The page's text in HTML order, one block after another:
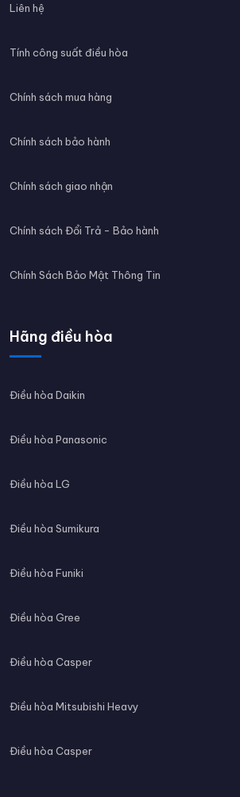
Liên hệ
Tính công suất điều hòa
Chính sách mua hàng
Chính sách bảo hành
Chính sách giao nhận
Chính sách Đổi Trả - Bảo hành
Chính Sách Bảo Mật Thông Tin
Hãng điều hòa
Điều hòa Daikin
Điều hòa Panasonic
Điều hòa LG
Điều hòa Sumikura
Điều hòa Funiki
Điều hòa Gree
Điều hòa Casper
Điều hòa Mitsubishi Heavy
Điều hòa Casper